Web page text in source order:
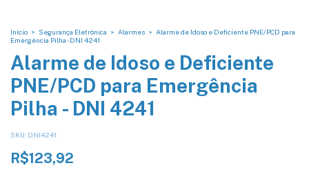
Início > Segurança Eletrônica > Alarmes > Alarme de Idoso e Deficiente PNE/PCD para
Emergência Pilha - DNI 4241
Alarme de Idoso e Deficiente
PNE/PCD para Emergência
Pilha - DNI 4241
SKU: DNI4241
R$123,92